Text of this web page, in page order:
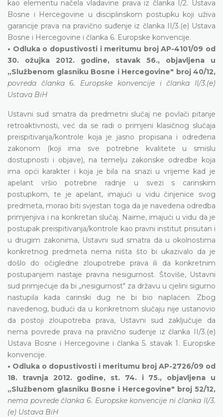
kao elementu načela vladavine prava iz članka I/2. Ustava
Bosne i Hercegovine u disciplinskom postupku koji uživa
garancije prava na pravično suđenje iz članka II/3.(e) Ustava
Bosne i Hercegovine i članka 6. Europske konvencije.
• Odluka o dopustivosti i meritumu broj AP-4101/09 od
30. ožujka 2012. godine, stavak 56., objavljena u
„Službenom glasniku Bosne i Hercegovine" broj 40/12,
povreda članka 6. Europske konvencije i članka II/3.(e)
Ustava BiH
Ustavni sud smatra da predmetni slučaj ne povlači pitanje
retroaktivnosti, već da se radi o primjeni klasičnog slučaja
preispitivanja/kontrole koja je jasno propisana i određena
zakonom (koji ima sve potrebne kvalitete u smislu
dostupnosti i objave), na temelju zakonske odredbe koja
ima opći karakter i koja je bila na snazi u vrijeme kad je
apelant vršio potrebne radnje u svezi s carinskim
postupkom, te je apelant, imajući u vidu činjenice svog
predmeta, morao biti svjestan toga da je navedena odredba
primjenjiva i na konkretan slučaj. Naime, imajući u vidu da je
postupak preispitivanja/kontrole kao pravni institut prisutan i
u drugim zakonima, Ustavni sud smatra da u okolnostima
konkretnog predmeta nema ništa što bi ukazivalo da je
došlo do očigledne zloupotrebe prava ili da konkretnim
postupanjem nastaje pravna nesigurnost. Štoviše, Ustavni
sud primjećuje da bi „nesigurnost" za državu u cjelini sigurno
nastupila kada carinski dug ne bi bio naplaćen. Zbog
navedenog, budući da u konkretnom slučaju nije ustanovio
da postoji zloupotreba prava, Ustavni sud zaključuje da
nema povrede prava na pravično suđenje iz članka II/3.(e)
Ustava Bosne i Hercegovine i članka 5. stavak 1. Europske
konvencije.
• Odluka o dopustivosti i meritumu broj AP-2726/09 od
18. travnja 2012. godine, st. 74. i 75., objavljena u
„Službenom glasniku Bosne i Hercegovine" broj 52/12,
nema povrede članka 6. Europske konvencije ni članka II/3.
(e) Ustava BiH